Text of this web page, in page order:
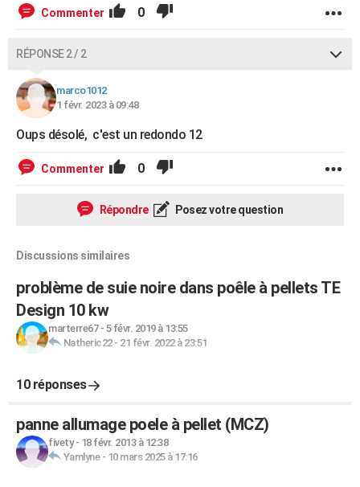
Commenter 0
RÉPONSE 2 / 2
marco1012
1 févr. 2023 à 09:48
Oups désolé, c'est un redondo 12
Commenter 0
Répondre Posez votre question
Discussions similaires
problème de suie noire dans poêle à pellets TE
Design 10 kw
marterre67- 5 févr. 2019 à 13:55
Natheric22- 21 févr. 2022 à 23:51
10 réponses
panne allumage poele à pellet (MCZ)
fivety- 18 févr. 2013 à 12:38
Yamlyne- 10 mars 2025 à 17:16